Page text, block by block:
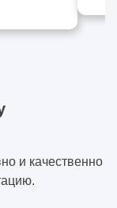
и качественно